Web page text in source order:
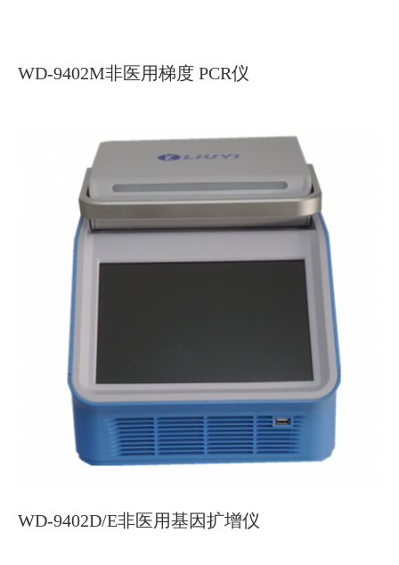
WD-9402M非医用梯度 PCR仪
WD-9402D/E非医用基因扩增仪